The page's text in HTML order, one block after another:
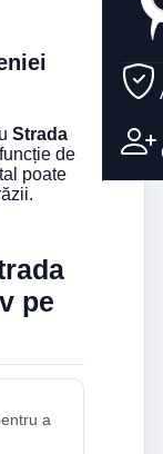
Strada
de
poate
pe
a